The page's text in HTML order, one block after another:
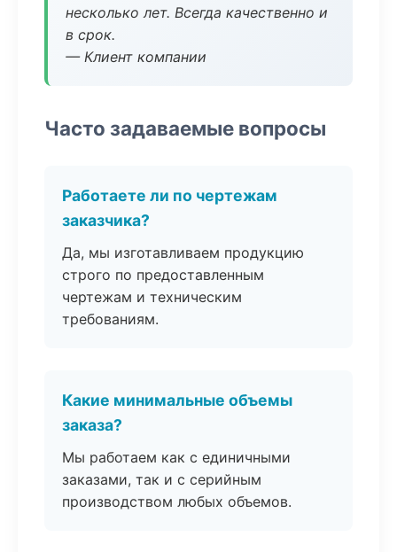
несколько лет. Всегда качественно и
в срок.
— Клиент компании
Часто задаваемые вопросы
Работаете ли по чертежам
заказчика?
Да, мы изготавливаем продукцию
строго по предоставленным
чертежам и техническим
требованиям.
Какие минимальные объемы
заказа?
Мы работаем как с единичными
заказами, так и с серийным
производством любых объемов.